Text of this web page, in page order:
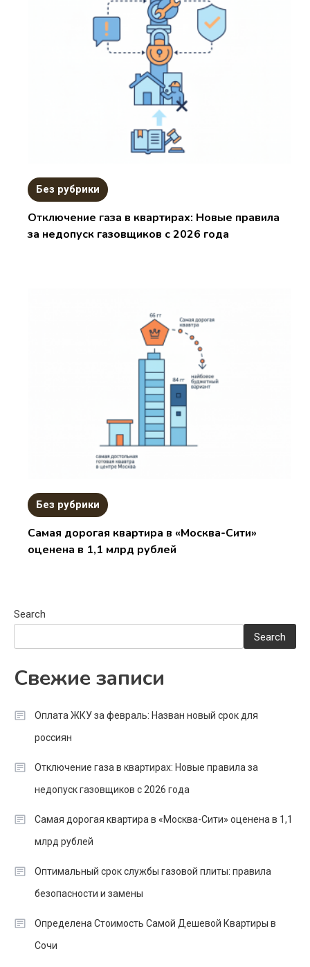
Без рубрики
Отключение газа в квартирах: Новые правила
за недопуск газовщиков с 2026 года
Без рубрики
Самая дорогая квартира в «Москва-Сити»
оценена в 1,1 млрд рублей
Search
Search
Свежие записи
Оплата ЖКУ за февраль: Назван новый срок для
россиян
Отключение газа в квартирах: Новые правила за
недопуск газовщиков с 2026 года
Самая дорогая квартира в «Москва-Сити» оценена в 1,1
млрд рублей
Оптимальный срок службы газовой плиты: правила
безопасности и замены
Определена Стоимость Самой Дешевой Квартиры в
Сочи